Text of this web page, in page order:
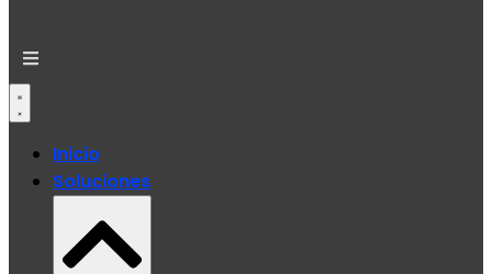
Inicio
Soluciones